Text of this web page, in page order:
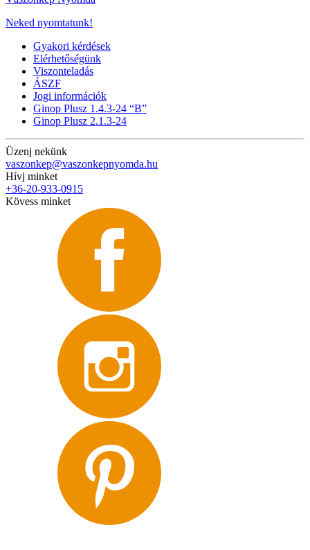
Neked nyomtatunk!
Gyakori kérdések
Elérhetőségünk
Viszonteladás
ÁSZF
Jogi információk
Ginop Plusz 1.4.3-24 “B”
Ginop Plusz 2.1.3-24
Üzenj nekünk
vaszonkep@vaszonkepnyomda.hu
Hívj minket
+36-20-933-0915
Kövess minket